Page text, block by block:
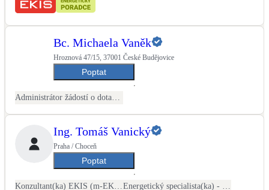
Bc. Michaela Vaněk
Hroznová 47/15, 37001 České Budějovice
Poptat
Ing. Tomáš Vanický
Praha / Choceň
Poptat